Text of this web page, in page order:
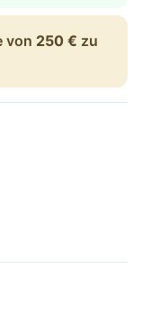
von 250 € zu